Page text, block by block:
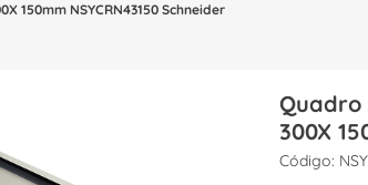
150mm NSYCRN43150 Schneider
Quadro
300X
: